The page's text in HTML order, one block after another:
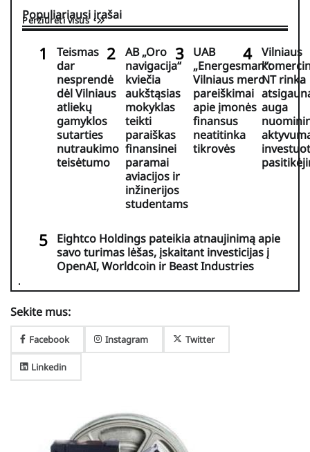
Populiariausi įrašai
Peržiūrėti visus
Teismas
dar
nesprendė
dėl Vilniaus
atliekų
gamyklos
sutarties
nutraukimo
teisėtumo
AB „Oro
navigacija“
kviečia
aukštąsias
mokyklas
teikti
paraiškas
finansinei
paramai
aviacijos ir
inžinerijos
studentams
UAB
„Energesman“:
Vilniaus mero
pareiškimai
apie įmonės
finansus
neatitinka
tikrovės
Vilniaus
NT rinka
auga
Eightco Holdings pateikia atnaujinimą apie
savo turimas lėšas, įskaitant investicijas į
OpenAI, Worldcoin ir Beast Industries
Sekite mus:
Facebook Instagram Twitter
Linkedin